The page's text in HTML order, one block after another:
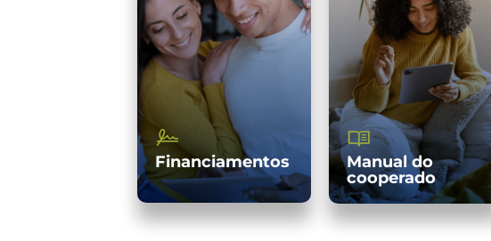
Financiamentos
Manual do
cooperado